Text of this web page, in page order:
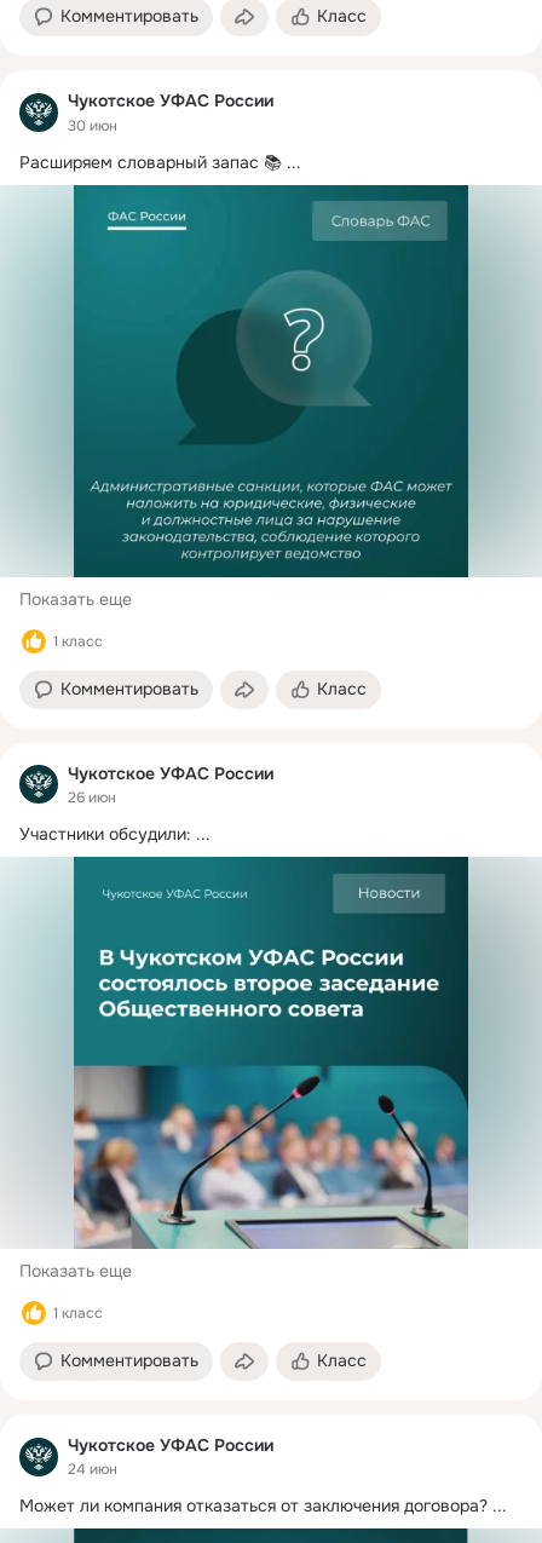
Комментировать Класс
Чукотское УФАС России
30 июн
Расширяем словарный запас 📚 ...
Показать еще
1 класс
Комментировать Класс
Чукотское УФАС России
26 июн
Участники обсудили: ...
Показать еще
1 класс
Комментировать Класс
Чукотское УФАС России
24 июн
Может ли компания отказаться от заключения договора? ...